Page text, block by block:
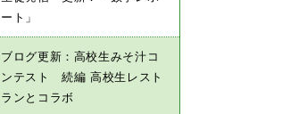
ート」
ブログ更新：高校生みそ汁コ
ンテスト 続編 高校生レスト
ランとコラボ